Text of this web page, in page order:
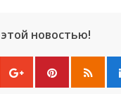
новостью!